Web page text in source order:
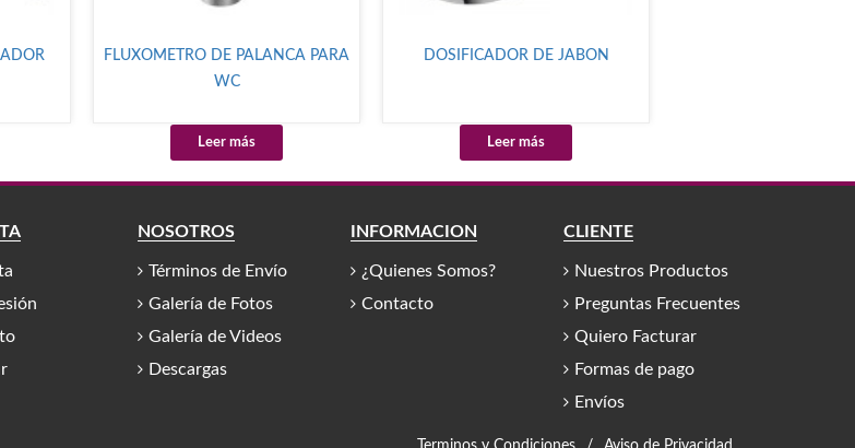
FLUXOMETRO DE PALANCA PARA
WC
Leer más
DOSIFICADOR DE JABON
Leer más
NOSOTROS
Términos de Envío
Galería de Fotos
Galería de Videos
Descargas
INFORMACIÓN
¿Quienes Somos?
Contacto
CLIENTE
Nuestros Productos
Preguntas Frecuentes
Quiero Facturar
Formas de pago
Envíos